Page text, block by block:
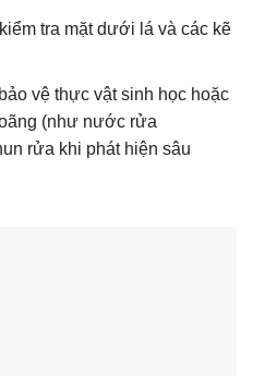
tra mặt dưới lá và các kẽ
vệ thực vật sinh học hoặc
(như nước rửa
rửa khi phát hiện sâu